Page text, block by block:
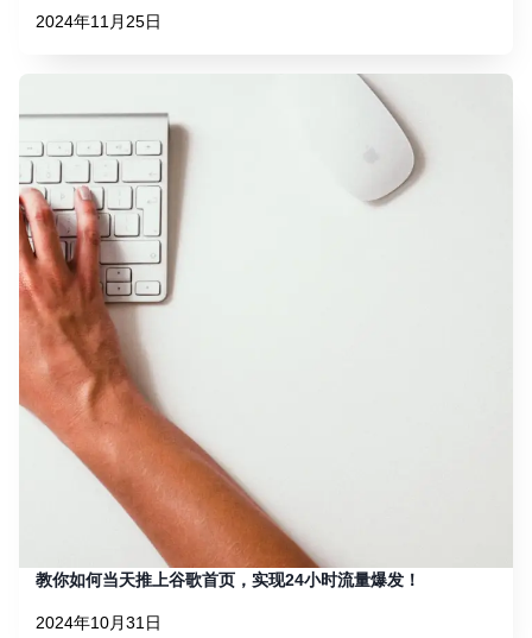
2024年11月25日
教你如何当天推上谷歌首页，实现24小时流量爆发！
2024年10月31日